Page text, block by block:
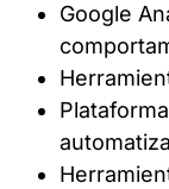
Google